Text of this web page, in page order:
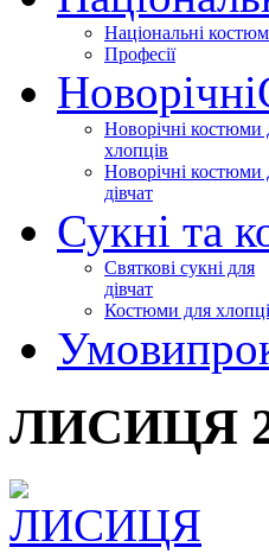
Національні
Професії
Новорічні
Новорічні костюми
хлопців
Новорічні костюми
дівчат
Сукні та
Святкові сукні для
дівчат
Костюми для
Умови
ЛИСИЦЯ